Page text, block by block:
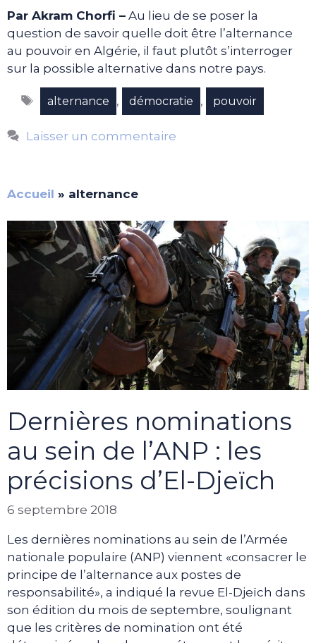
Par Akram Chorfi – Au lieu de se poser la
question de savoir quelle doit être l’alternance
au pouvoir en Algérie, il faut plutôt s’interroger
sur la possible alternative dans notre pays.
Étiquettes
alternance , démocratie , pouvoir
Laisser un commentaire
Accueil » alternance
Dernières nominations
au sein de l’ANP : les
précisions d’El-Djeïch
6 septembre 2018
Les dernières nominations au sein de l’Armée
nationale populaire (ANP) viennent «consacrer le
principe de l’alternance aux postes de
responsabilité», a indiqué la revue El-Djeïch dans
son édition du mois de septembre, soulignant
que les critères de nomination ont été